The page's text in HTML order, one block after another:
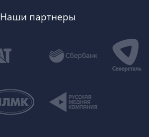
Наши партнеры